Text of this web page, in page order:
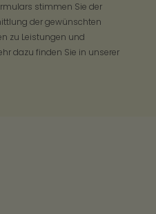
stimmen Sie der
der gewünschten
zu Leistungen und
dazu finden Sie in unserer